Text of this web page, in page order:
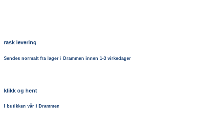
rask levering
Sendes normalt fra lager i Drammen innen 1-3 virkedager
klikk og hent
I butikken vår i Drammen